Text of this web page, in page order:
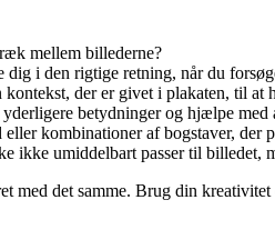
mellem billederne?
i den rigtige retning, når du
der er givet i plakaten, til at
betydninger og hjælpe med
kombinationer af bogstaver, der
umiddelbart passer til billedet,
med det samme. Brug din